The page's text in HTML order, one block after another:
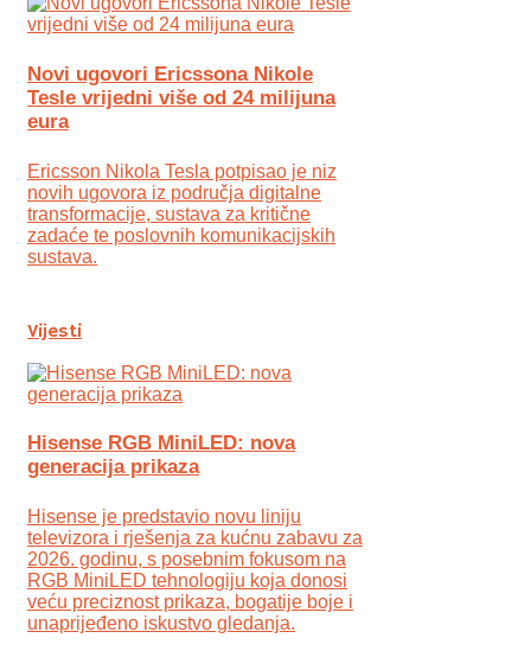
Novi ugovori Ericssona Nikole
Tesle vrijedni više od 24 milijuna
eura
Ericsson Nikola Tesla potpisao je niz
novih ugovora iz područja digitalne
transformacije, sustava za kritične
zadaće te poslovnih komunikacijskih
sustava.
Vijesti
Hisense RGB MiniLED: nova
generacija prikaza
Hisense je predstavio novu liniju
televizora i rješenja za kućnu zabavu za
2026. godinu, s posebnim fokusom na
RGB MiniLED tehnologiju koja donosi
veću preciznost prikaza, bogatije boje i
unaprijeđeno iskustvo gledanja.